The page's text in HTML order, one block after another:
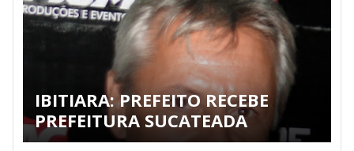
IBITIARA: PREFEITO RECEBE
PREFEITURA SUCATEADA